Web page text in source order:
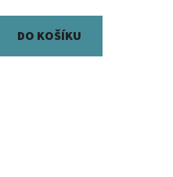
DO KOŠÍKU